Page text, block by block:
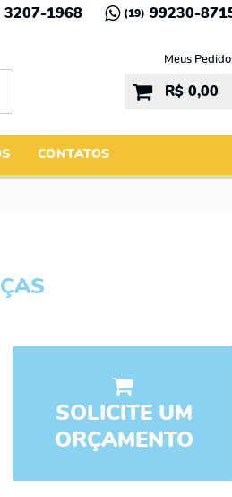
3207-1968 (19) 99230-
Meus
R$ 0,00
CONTATOS
SOLICITE UM
ORÇAMENTO